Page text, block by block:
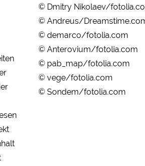
© Dmitry Nikolaev/
© Andreus/
© demarco/fotolia.com
© Anterovium/fotolia.com
© pab_map/fotolia.com
© vege/fotolia.com
© Sondem/fotolia.com